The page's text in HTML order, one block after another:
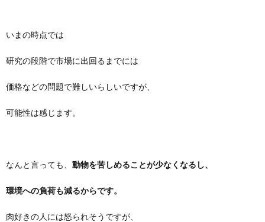
いまの時点では
研究の段階で市場に出回るまでには
価格などの問題で難しいらしいですが、
可能性は感じます。
なんと言っても、 動物を苦しめることが少なくなるし、
環境への負荷も減るからです。
肉好きの人には怒られそうですが、